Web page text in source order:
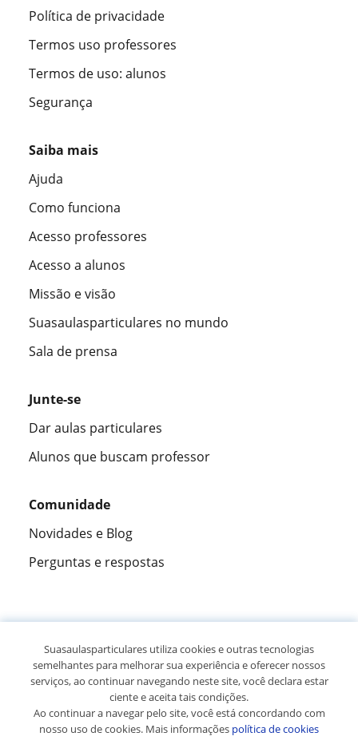
Política de privacidade
Termos uso professores
Termos de uso: alunos
Segurança
Saiba mais
Ajuda
Como funciona
Acesso professores
Acesso a alunos
Missão e visão
Suasaulasparticulares no mundo
Sala de prensa
Junte-se
Dar aulas particulares
Alunos que buscam professor
Comunidade
Novidades e Blog
Perguntas e respostas
305915opiniões de alunos
© 2007 - 2026 Suas aulas particulares
Suasaulasparticulares utiliza cookies e outras tecnologias
semelhantes para melhorar sua experiência e oferecer nossos
serviços, ao continuar navegando neste site, você declara estar
ciente e aceita tais condições.
Ao continuar a navegar pelo site, você está concordando com
nosso uso de cookies. Mais informações política de cookies